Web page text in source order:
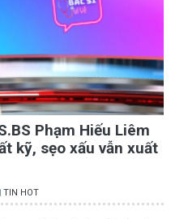
Phạm Hiếu Liêm
kỹ, sẹo xấu vẫn xuất
TIN HOT